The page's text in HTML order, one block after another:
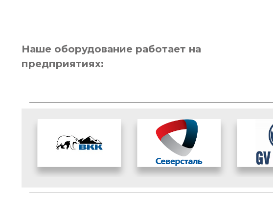
Наше оборудование работает на
предприятиях: